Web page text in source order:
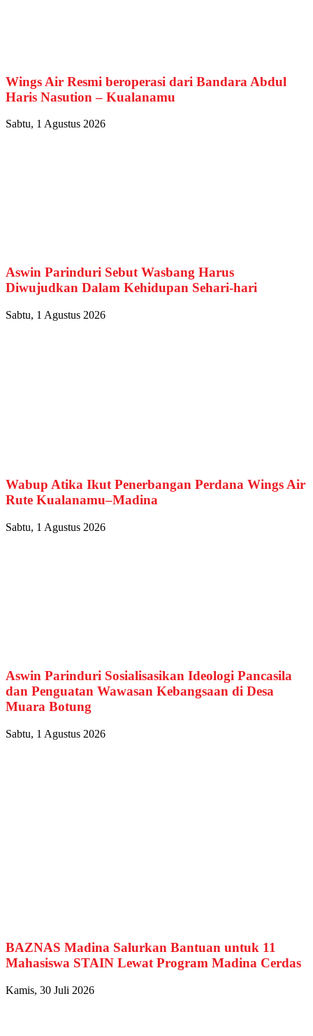
Wings Air Resmi beroperasi dari Bandara Abdul
Haris Nasution – Kualanamu
Sabtu, 1 Agustus 2026
Aswin Parinduri Sebut Wasbang Harus
Diwujudkan Dalam Kehidupan Sehari-hari
Sabtu, 1 Agustus 2026
Wabup Atika Ikut Penerbangan Perdana Wings Air
Rute Kualanamu–Madina
Sabtu, 1 Agustus 2026
Aswin Parinduri Sosialisasikan Ideologi Pancasila
dan Penguatan Wawasan Kebangsaan di Desa
Muara Botung
Sabtu, 1 Agustus 2026
BAZNAS Madina Salurkan Bantuan untuk 11
Mahasiswa STAIN Lewat Program Madina Cerdas
Kamis, 30 Juli 2026